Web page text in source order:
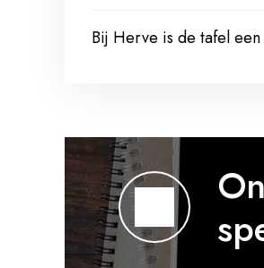
Bij Herve is de tafel